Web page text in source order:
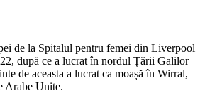
de la Spitalul pentru femei din Liverpool
după ce a lucrat în nordul Țării Galilor
de aceasta a lucrat ca moașă în Wirral,
Arabe Unite.